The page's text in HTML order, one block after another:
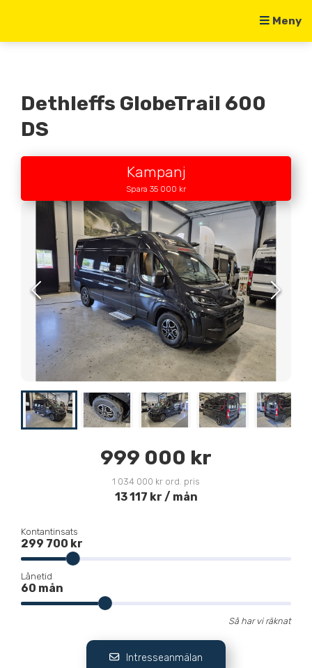
Meny
Dethleffs GlobeTrail 600
DS
Kampanj
Spara 35 000 kr
999 000 kr
1 034 000 kr ord. pris
13 117 kr / mån
Kontantinsats
299 700 kr
Lånetid
60 mån
Så har vi räknat
Intresseanmälan